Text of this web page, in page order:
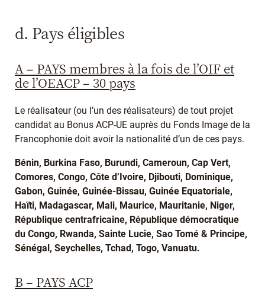
d. Pays éligibles
A – PAYS membres à la fois de l’OIF et
de l’OEACP – 30 pays
Le réalisateur (ou l’un des réalisateurs) de tout projet
candidat au Bonus ACP-UE auprès du Fonds Image de la
Francophonie doit avoir la nationalité d’un de ces pays.
Bénin, Burkina Faso, Burundi, Cameroun, Cap Vert,
Comores, Congo, Côte d’Ivoire, Djibouti, Dominique,
Gabon, Guinée, Guinée-Bissau, Guinée Equatoriale,
Haïti, Madagascar, Mali, Maurice, Mauritanie, Niger,
République centrafricaine, République démocratique
du Congo, Rwanda, Sainte Lucie, Sao Tomé & Principe,
Sénégal, Seychelles, Tchad, Togo, Vanuatu.
B – PAYS ACP